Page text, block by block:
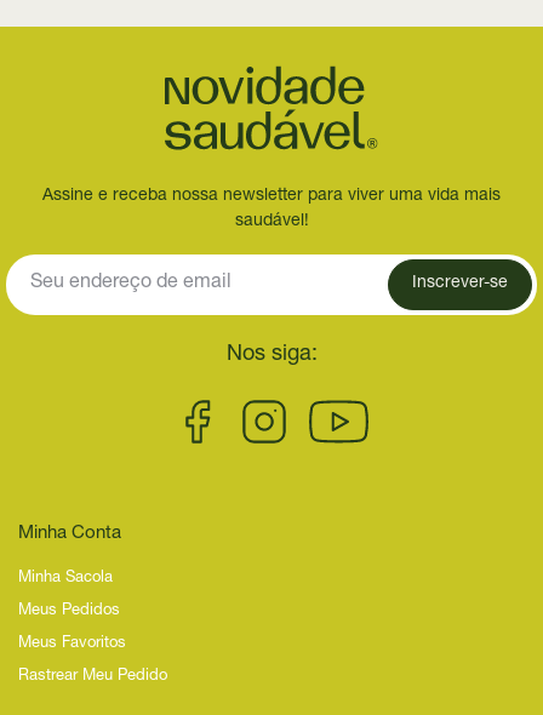
Assine e receba nossa newsletter para viver uma vida mais
saudável!
Inscrever-se
Nos siga:
Minha Conta
Minha Sacola
Meus Pedidos
Meus Favoritos
Rastrear Meu Pedido